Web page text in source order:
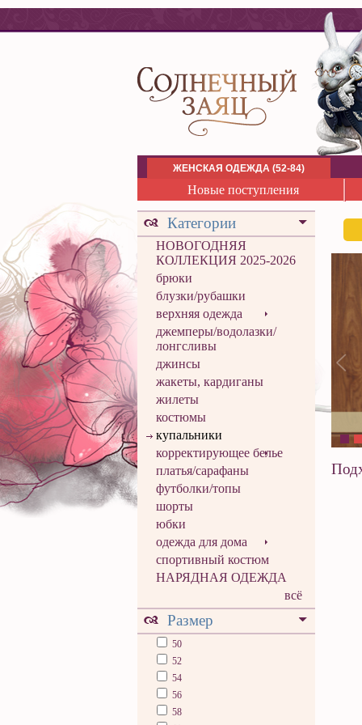
ЖЕНСКАЯ ОДЕЖДА (52-84)
Новые поступления
Категории
НОВОГОДНЯЯ
КОЛЛЕКЦИЯ 2025-2026
брюки
блузки/рубашки
верхняя одежда
джемперы/водолазки/
лонгсливы
джинсы
жакеты, кардиганы
жилеты
костюмы
купальники
корректирующее белье
платья/сарафаны
футболки/топы
шорты
юбки
одежда для дома
спортивный костюм
НАРЯДНАЯ ОДЕЖДА
всё
Размер
50
52
54
56
58